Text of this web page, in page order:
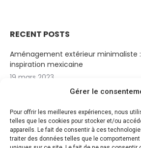
Gérer le
Pour offrir les meilleures expériences, nous
telles que les cookies pour stocker et/ou
appareils. Le fait de consentir à ces
traiter des données telles que le comportement
RECENT POSTS
Aménagement extérieur minimaliste
inspiration mexicaine
19 mars 2023
Cabanon Bohème
14 mars 2023
Jardin de sérénité
10 mars 2023